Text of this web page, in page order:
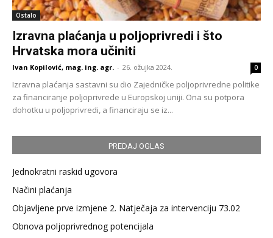
Ostalo
Izravna plaćanja u poljoprivredi i što
Hrvatska mora učiniti
Ivan Kopilović, mag. ing. agr. - 26. ožujka 2024. 0
Izravna plaćanja sastavni su dio Zajedničke poljoprivredne politike
za financiranje poljoprivrede u Europskoj uniji. Ona su potpora
dohotku u poljoprivredi, a financiraju se iz...
PREDAJ OGLAS
Jednokratni raskid ugovora
Načini plaćanja
Objavljene prve izmjene 2. Natječaja za intervenciju 73.02
Obnova poljoprivrednog potencijala